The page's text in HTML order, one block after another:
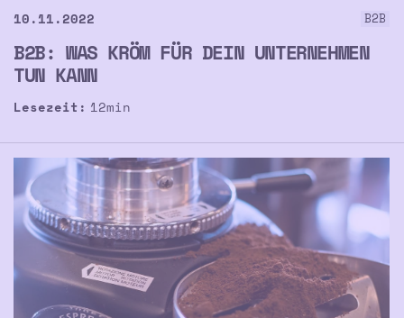
10.11.2022 B2B
B2B: WAS KRÖM FÜR DEIN UNTERNEHMEN
TUN KANN
Lesezeit: 12min